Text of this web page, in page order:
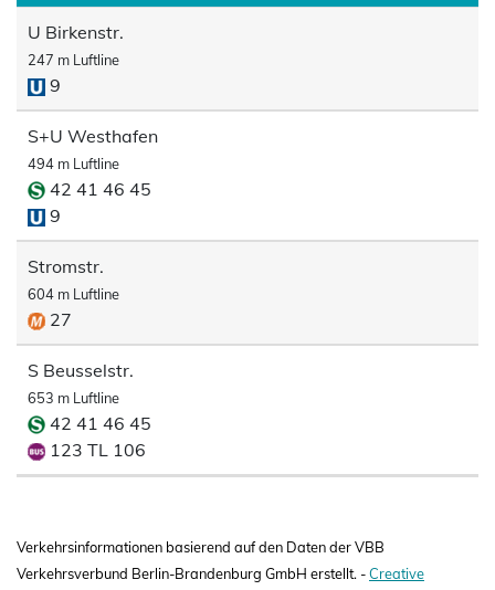
U Birkenstr.
247 m Luftline
9
S+U Westhafen
494 m Luftline
42 41 46 45
9
Stromstr.
604 m Luftline
27
S Beusselstr.
653 m Luftline
42 41 46 45
123 TL 106
Verkehrsinformationen basierend auf den Daten der VBB
Verkehrsverbund Berlin-Brandenburg GmbH erstellt. -Creative